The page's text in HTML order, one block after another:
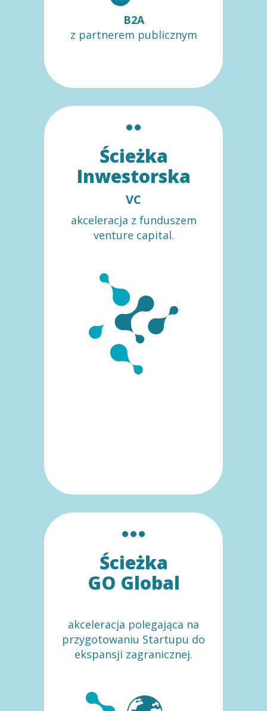
B2A
z partnerem publicznym
Ścieżka
Inwestorska
VC
akceleracja z funduszem
venture capital.
Ścieżka
GO Global
akceleracja polegająca na
przygotowaniu Startupu do
ekspansji zagranicznej.